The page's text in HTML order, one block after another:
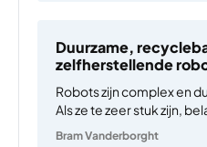
klimaatverandering…
Duurzame,
zelfherstellende
Robots zijn complex en
Als ze te zeer stuk zijn,
afvalberg. Vaak zijn ze
Bram Vanderborght